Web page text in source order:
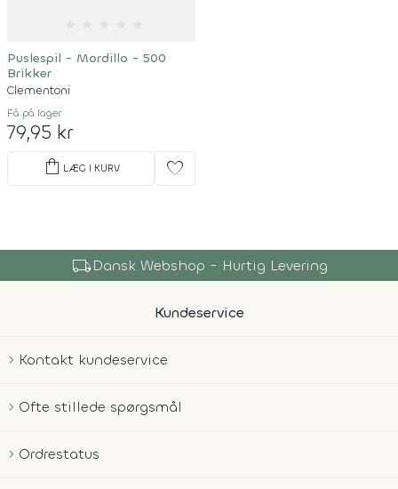
Puslespil - Mordillo - 500
Brikker
Clementoni
Få på lager
79,95 kr
shopping_bag LÆG I KURV favorite
local_shippingDansk Webshop - Hurtig Levering
Kundeservice
Kontakt kundeservice
Ofte stillede spørgsmål
Ordrestatus